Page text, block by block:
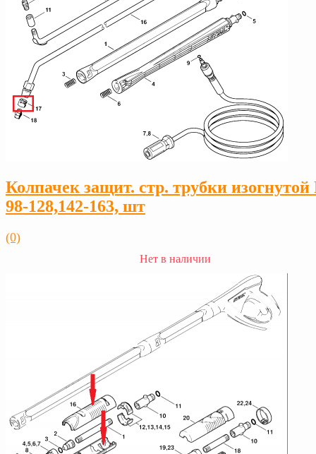
Колпачек защит. стр. трубки изогнутой
98-128,142-163, шт
(0)
Нет в наличии